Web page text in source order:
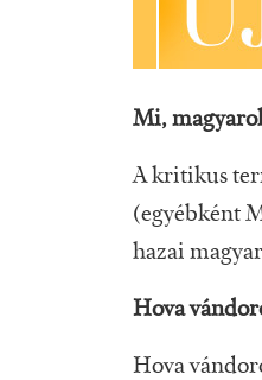
Mi,
A kritikus
(egyébként
hazai
Hova
Hova